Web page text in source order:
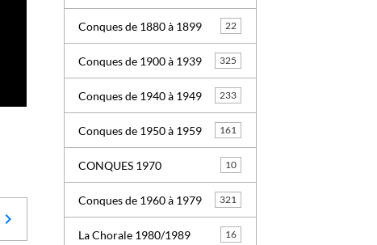
Conques de 1880 à 1899 22
Conques de 1900 à 1939 325
Conques de 1940 à 1949 233
Conques de 1950 à 1959 161
CONQUES 1970 10
Conques de 1960 à 1979 321
La Chorale 1980/1989 16